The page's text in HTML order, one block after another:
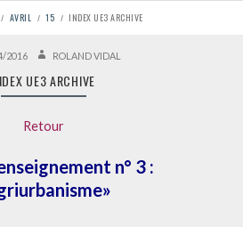
AVRIL 15 INDEX UE3 ARCHIVE
2016 AUTEURROLAND VIDAL
UE3 ARCHIVE
Retour
n° 3 :